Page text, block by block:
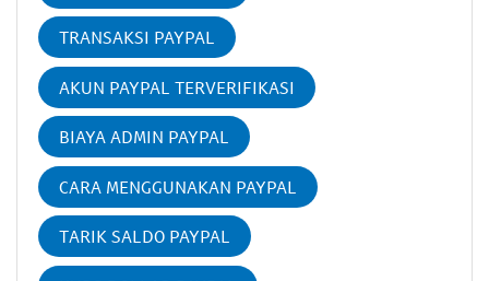
TRANSAKSI PAYPAL
AKUN PAYPAL TERVERIFIKASI
BIAYA ADMIN PAYPAL
CARA MENGGUNAKAN PAYPAL
TARIK SALDO PAYPAL